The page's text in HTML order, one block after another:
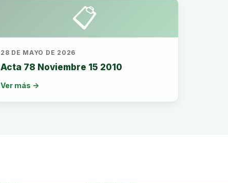
📋
28 DE MAYO DE 2026
Acta 78 Noviembre 15 2010
Ver más →